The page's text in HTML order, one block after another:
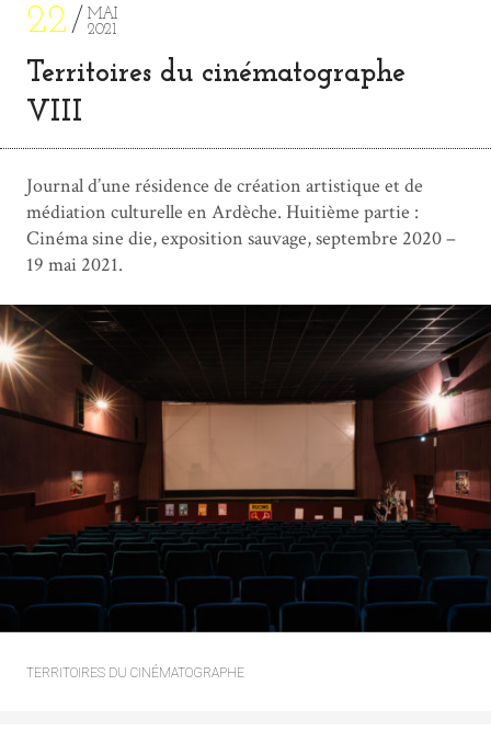
22
MAI
2021
Territoires du cinématographe
VIII
Journal d’une résidence de création artistique et de
médiation culturelle en Ardèche. Huitième partie :
Cinéma sine die, exposition sauvage, septembre 2020 –
19 mai 2021.
TERRITOIRES DU CINÉMATOGRAPHE